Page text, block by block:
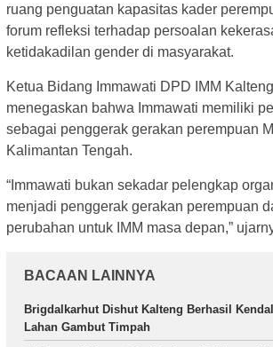
ruang penguatan kapasitas kader
forum refleksi terhadap persoalan
ketidakadilan gender di masyarakat.
Ketua Bidang Immawati DPD IMM
menegaskan bahwa Immawati memiliki
sebagai penggerak gerakan perempuan
Kalimantan Tengah.
“Immawati bukan sekadar pelengkap
menjadi penggerak gerakan perempuan
perubahan untuk IMM masa depan,”
BACAAN LAINNYA
Brigdalkarhut Dishut Kalteng Berhasil
Lahan Gambut Timpah